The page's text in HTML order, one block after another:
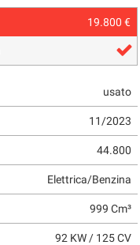
19.800 €
usato
11/2023
44.800
Elettrica/Benzina
999 Cm³
92 KW / 125 CV